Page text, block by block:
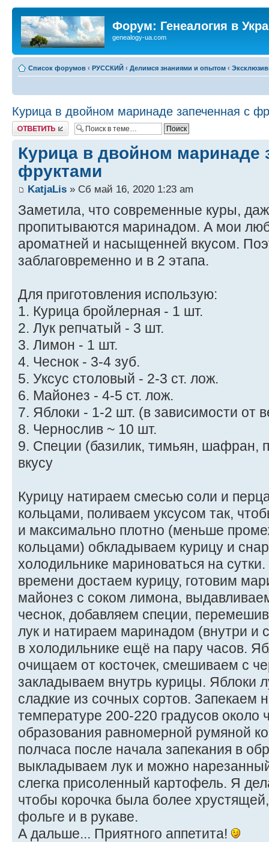
Форум: Генеалогия в
genealogy-ua.com
Список форумов ‹ РУССКИЙ ‹ Делимся знаниями и опытом ‹
Курица в двойном маринаде запеченная с
Ответить
Курица в двойном маринаде
фруктами
KatjaLis » Сб май 16, 2020 1:23 am
Заметила, что современные куры,
пропитываются маринадом. А мои
ароматней и насыщенней вкусом.
заблаговременно и в 2 этапа.
Для приготовления использую:
1. Курица бройлерная - 1 шт.
2. Лук репчатый - 3 шт.
3. Лимон - 1 шт.
4. Чеснок - 3-4 зуб.
5. Уксус столовый - 2-3 ст. лож.
6. Майонез - 4-5 ст. лож.
7. Яблоки - 1-2 шт. (в зависимости от
8. Чернослив ~ 10 шт.
9. Специи (базилик, тимьян, шафран,
вкусу
Курицу натираем смесью соли и
кольцами, поливаем уксусом так,
и максимально плотно (меньше
кольцами) обкладываем курицу и
холодильнике мариноваться на
времени достаем курицу, готовим
майонез с соком лимона,
чеснок, добавляем специи,
лук и натираем маринадом (внутри и
в холодильнике ещё на пару часов.
очищаем от косточек, смешиваем с
закладываем внутрь курицы. Яблоки
сладкие из сочных сортов. Запекаем
температуре 200-220 градусов около
образования равномерной румяной
полчаса после начала запекания в
выкладываем лук и можно
слегка присоленный картофель. Я
чтобы корочка была более
фольге и в рукаве.
А дальше... Приятного аппетита!